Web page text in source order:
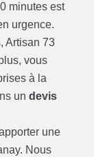
minutes est
urgence.
Artisan 73
vous
à la
undevis
une
Nous